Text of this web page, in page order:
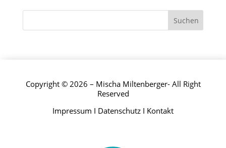
Copyright © 2026 – Mischa Miltenberger- All Right
Reserved
Impressum I Datenschutz I Kontakt